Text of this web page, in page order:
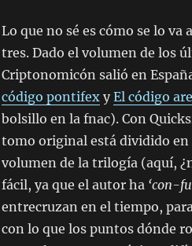
Lo que no sé es cómo se lo
tres. Dado el volumen de los
Criptonomicón salió en
código pontifexyEl código
bolsillo en la fnac). Con
tomo original está dividido en
volumen de la trilogía (aquí,
fácil, ya que el autor ha ‘con-
entrecruzan en el tiempo,
con lo que los puntos dónde